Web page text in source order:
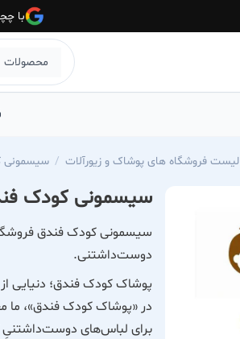
با
لیست فروشگاه های پوشاک و زیورآلات سیسمونی
سیسمونی کودک
سیسمونی کودک فندق
دوست‌داشتنی.
پوشاک کودک فندق؛ دنیایی
در «پوشاک کودک فندق»، ما
برای لباس‌های دوست‌داشتنیِ